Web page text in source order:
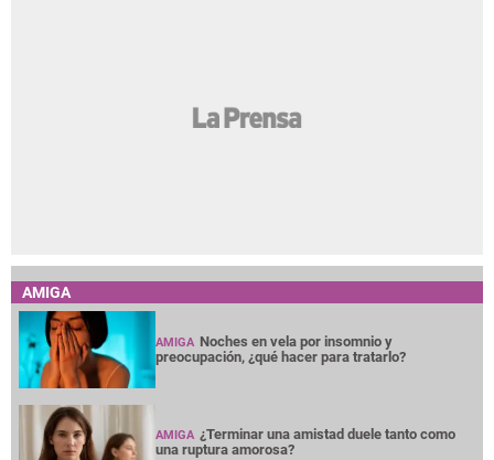
AMIGA
AMIGA Noches en vela por insomnio y
preocupación, ¿qué hacer para tratarlo?
AMIGA ¿Terminar una amistad duele tanto como
una ruptura amorosa?